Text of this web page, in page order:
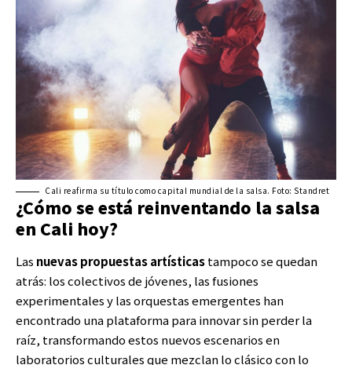
Cali reafirma su título como capital mundial de la salsa. Foto: Standret
¿Cómo se está reinventando la salsa
en Cali hoy?
Las nuevas propuestas artísticastampoco se quedan
atrás: los colectivos de jóvenes, las fusiones
experimentales y las orquestas emergentes han
encontrado una plataforma para innovar sin perder la
raíz, transformando estos nuevos escenarios en
laboratorios culturales que mezclan lo clásico con lo